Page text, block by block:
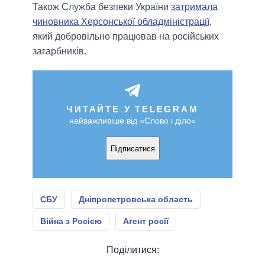
Також Служба безпеки України затримала
чиновника Херсонської обладміністрації,
який добровільно працював на російських
загарбників.
ЧИТАЙТЕ У TELEGRAM
найважливіше від «Слово і діло»
Підписатися
СБУ Дніпропетровська область
Війна з Росією Агент росії
Поділитися: